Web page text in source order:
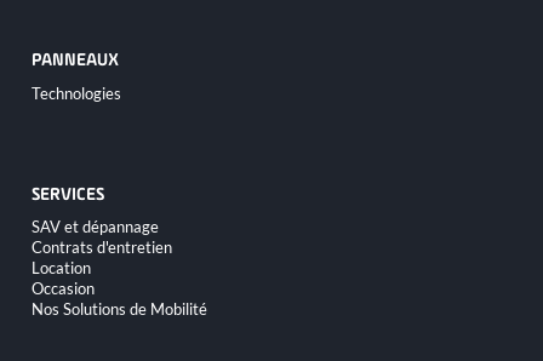
PANNEAUX
Aller
au
Technologies
SERVICES
Aller
au
contenu
SAV et dépannage
Contrats d'entretien
Location
Occasion
Nos Solutions de Mobilité